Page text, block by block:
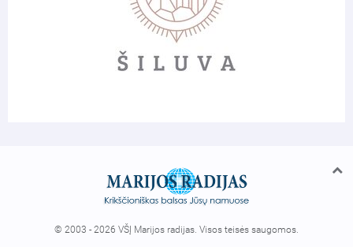
© 2003 - 2026 VŠĮ Marijos radijas. Visos teisės saugomos.